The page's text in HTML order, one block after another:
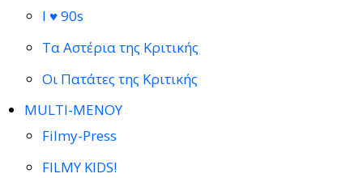
I ♥ 90s
Τα Αστέρια της Κριτικής
Οι Πατάτες της Κριτικής
MULTI-ΜΕΝΟΥ
Filmy-Press
FILMY KIDS!